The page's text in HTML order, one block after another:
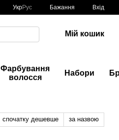
УкрРус Бажання Вхід
Мій кошик
Фарбування
волосся
Набори
спочатку дешевше за назвою